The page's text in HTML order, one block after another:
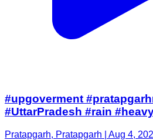
#upgoverment
#UttarPradesh #rain
Pratapgarh, Pratapgarh | Aug 4,